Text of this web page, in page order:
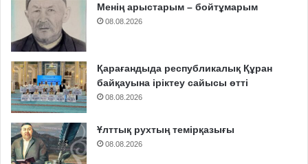
Менің арыстарым – бойтұмарым
08.08.2026
Қарағандыда республикалық Құран
байқауына іріктеу сайысы өтті
08.08.2026
Ұлттық рухтың темірқазығы
08.08.2026